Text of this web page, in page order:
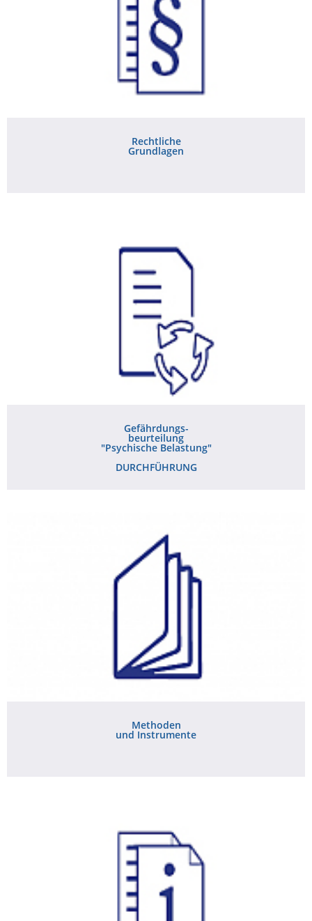
Rechtliche
Grundlagen
Gefährdungs-
beurteilung
"Psychische Belastung"
DURCHFÜHRUNG
Methoden
und Instrumente